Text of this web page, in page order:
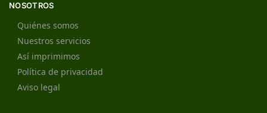
NOSOTROS
Quiénes somos
Nuestros servicios
Así imprimimos
Política de privacidad
Aviso legal